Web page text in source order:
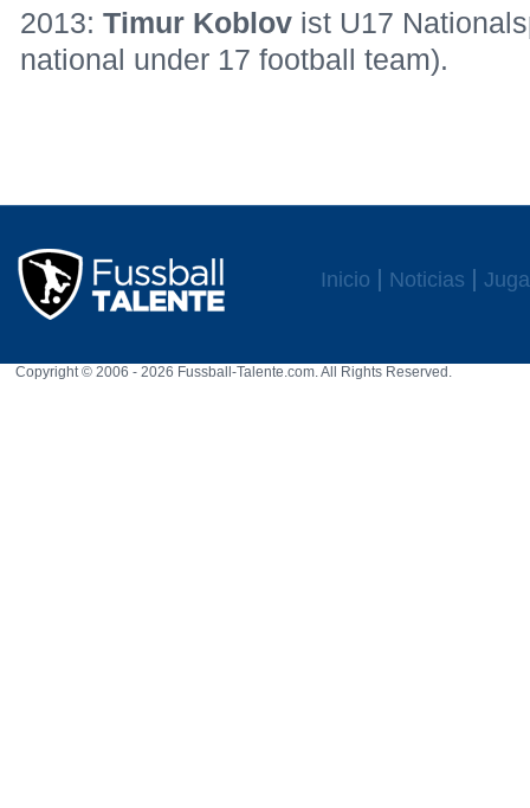
2013:Timur Koblov ist U17
national under 17 football team).
Inicio Noticias
Copyright © 2006 - 2026 Fussball-Talente.com. All Rights Reserved.